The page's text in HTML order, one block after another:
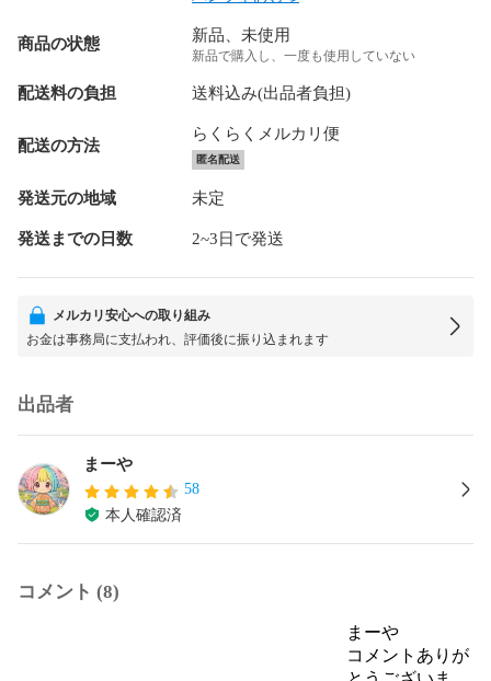
商品の状態 新品、未使用
新品で購入し、一度も使用していない
配送料の負担 送料込み(出品者負担)
配送の方法
らくらくメルカリ便
匿名配送
発送元の地域 未定
発送までの日数 2~3日で発送
メルカリ安心への取り組み
お金は事務局に支払われ、評価後に振り込まれます
出品者
まーや
58
本人確認済
コメント (8)
まーや
コメントありが